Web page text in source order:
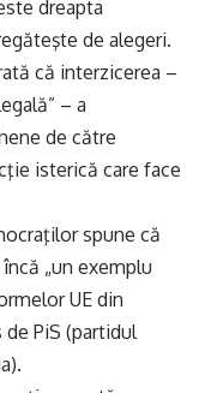
dreapta
de alegeri.
că interzicerea –
– a
de către
isterică care face
spune că
„un exemplu
UE din
PiS (partidul